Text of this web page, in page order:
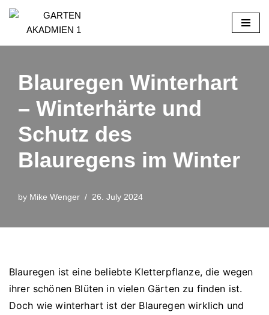
to
Blauregen Winterhart
– Winterhärte und
Schutz des
Blauregens im Winter
by Mike Wenger 26. July 2024
Blauregen ist eine beliebte Kletterpflanze, die wegen
ihrer schönen Blüten in vielen Gärten zu finden ist.
Doch wie winterhart ist der Blauregen wirklich und